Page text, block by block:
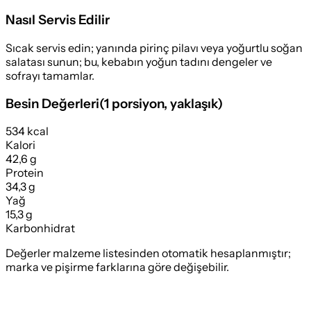
Nasıl Servis Edilir
Sıcak servis edin; yanında pirinç pilavı veya yoğurtlu soğan
salatası sunun; bu, kebabın yoğun tadını dengeler ve
sofrayı tamamlar.
Besin Değerleri(1 porsiyon, yaklaşık)
534 kcal
Kalori
42,6 g
Protein
34,3 g
Yağ
15,3 g
Karbonhidrat
Değerler malzeme listesinden otomatik hesaplanmıştır;
marka ve pişirme farklarına göre değişebilir.